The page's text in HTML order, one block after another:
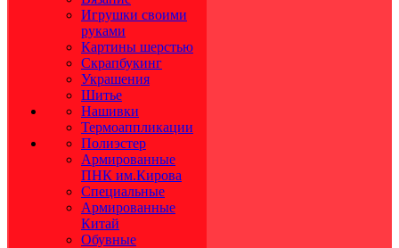
Игрушки своими
руками
Картины шерстью
Скрапбукинг
Украшения
Шитье
Нашивки
Термоаппликации
Полиэстер
Армированные
ПНК им.Кирова
Специальные
Армированные
Китай
Обувные